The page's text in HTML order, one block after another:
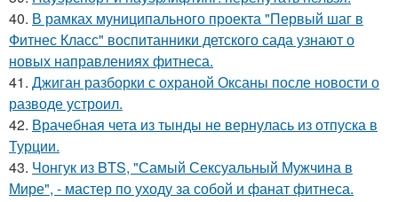
40. В рамках муниципального проекта "Первый шаг в
Фитнес Класс" воспитанники детского сада узнают о
новых направлениях фитнеса.
41. Джиган разборки с охраной Оксаны после новости о
разводе устроил.
42. Врачебная чета из тынды не вернулась из отпуска в
Турции.
43. Чонгук из BTS, "Самый Сексуальный Мужчина в
Мире", - мастер по уходу за собой и фанат фитнеса.